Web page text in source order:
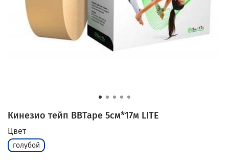
Кинезио тейп BBTape 5см*17м LITE
Цвет
голубой